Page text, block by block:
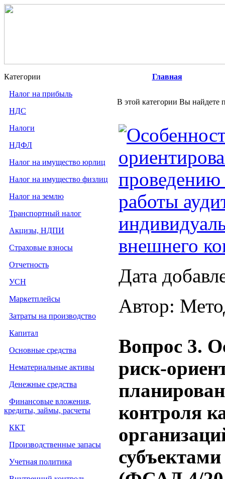
Категории
Налог на прибыль
НДС
Налоги
НДФЛ
Налог на имущество юрлиц
Налог на имущество физлиц
Налог на землю
Транспортный налог
Акцизы, НДПИ
Страховые взносы
Отчетность
УСН
Маркетплейсы
Затраты на производство
Капитал
Основные средства
Нематериальные активы
Денежные средства
Финансовые вложения,
кредиты, займы, расчеты
ККТ
Производственные запасы
Учетная политика
Главная
В этой категории Вы найдете
проведению
работы
внешнего
Дата
Автор:
Вопрос 3.
риск-
контроля